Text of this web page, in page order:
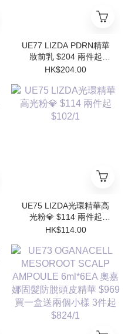
UE77 LIZDA PDRN精華
妝前乳 $204 兩件起
$184/1
HK$204.00
UE75 LIZDA光環精華高
光粉💎 $114 兩件起
$102/1
HK$114.00